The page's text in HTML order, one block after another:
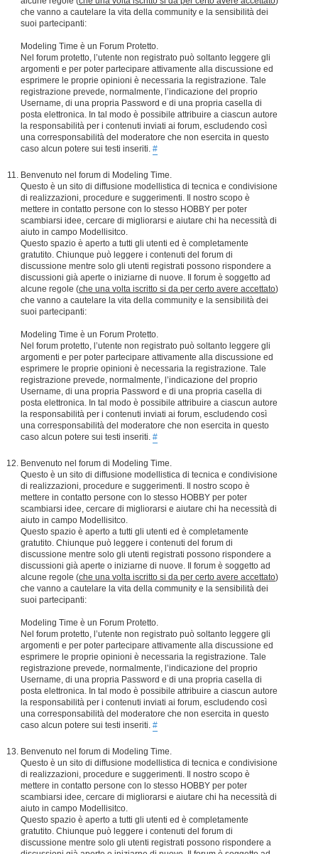
che vanno a cautelare la vita della community e la sensibilità dei
suoi partecipanti:
Modeling Time è un Forum Protetto.
Nel forum protetto, l’utente non registrato può soltanto leggere gli
argomenti e per poter partecipare attivamente alla discussione ed
esprimere le proprie opinioni è necessaria la registrazione. Tale
registrazione prevede, normalmente, l’indicazione del proprio
Username, di una propria Password e di una propria casella di
posta elettronica. In tal modo è possibile attribuire a ciascun autore
la responsabilità per i contenuti inviati ai forum, escludendo così
una corresponsabilità del moderatore che non esercita in questo
caso alcun potere sui testi inseriti. #
Benvenuto nel forum di Modeling Time.
Questo è un sito di diffusione modellistica di tecnica e condivisione
di realizzazioni, procedure e suggerimenti. Il nostro scopo è
mettere in contatto persone con lo stesso HOBBY per poter
scambiarsi idee, cercare di migliorarsi e aiutare chi ha necessità di
aiuto in campo Modellisitco.
Questo spazio è aperto a tutti gli utenti ed è completamente
gratutito. Chiunque può leggere i contenuti del forum di
discussione mentre solo gli utenti registrati possono rispondere a
discussioni già aperte o iniziarne di nuove. Il forum è soggetto ad
alcune regole (che una volta iscritto si da per certo avere accettato)
che vanno a cautelare la vita della community e la sensibilità dei
suoi partecipanti:
Modeling Time è un Forum Protetto.
Nel forum protetto, l’utente non registrato può soltanto leggere gli
argomenti e per poter partecipare attivamente alla discussione ed
esprimere le proprie opinioni è necessaria la registrazione. Tale
registrazione prevede, normalmente, l’indicazione del proprio
Username, di una propria Password e di una propria casella di
posta elettronica. In tal modo è possibile attribuire a ciascun autore
la responsabilità per i contenuti inviati ai forum, escludendo così
una corresponsabilità del moderatore che non esercita in questo
caso alcun potere sui testi inseriti. #
Benvenuto nel forum di Modeling Time.
Questo è un sito di diffusione modellistica di tecnica e condivisione
di realizzazioni, procedure e suggerimenti. Il nostro scopo è
mettere in contatto persone con lo stesso HOBBY per poter
scambiarsi idee, cercare di migliorarsi e aiutare chi ha necessità di
aiuto in campo Modellisitco.
Questo spazio è aperto a tutti gli utenti ed è completamente
gratutito. Chiunque può leggere i contenuti del forum di
discussione mentre solo gli utenti registrati possono rispondere a
discussioni già aperte o iniziarne di nuove. Il forum è soggetto ad
alcune regole (che una volta iscritto si da per certo avere accettato)
che vanno a cautelare la vita della community e la sensibilità dei
suoi partecipanti:
Modeling Time è un Forum Protetto.
Nel forum protetto, l’utente non registrato può soltanto leggere gli
argomenti e per poter partecipare attivamente alla discussione ed
esprimere le proprie opinioni è necessaria la registrazione. Tale
registrazione prevede, normalmente, l’indicazione del proprio
Username, di una propria Password e di una propria casella di
posta elettronica. In tal modo è possibile attribuire a ciascun autore
la responsabilità per i contenuti inviati ai forum, escludendo così
una corresponsabilità del moderatore che non esercita in questo
caso alcun potere sui testi inseriti. #
Benvenuto nel forum di Modeling Time.
Questo è un sito di diffusione modellistica di tecnica e condivisione
di realizzazioni, procedure e suggerimenti. Il nostro scopo è
mettere in contatto persone con lo stesso HOBBY per poter
scambiarsi idee, cercare di migliorarsi e aiutare chi ha necessità di
aiuto in campo Modellisitco.
Questo spazio è aperto a tutti gli utenti ed è completamente
gratutito. Chiunque può leggere i contenuti del forum di
discussione mentre solo gli utenti registrati possono rispondere a